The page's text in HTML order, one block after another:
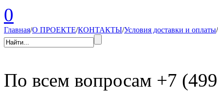
0
Главная/О ПРОЕКТЕ/КОНТАКТЫ/Условия доставки и оплаты/
По всем вопросам +7